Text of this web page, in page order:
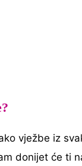
vježbe iz
donijet će ti